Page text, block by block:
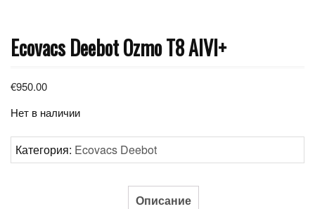
Ecovacs Deebot Ozmo T8 AIVI+
€950.00
Нет в наличии
Категория: Ecovacs Deebot
Описание